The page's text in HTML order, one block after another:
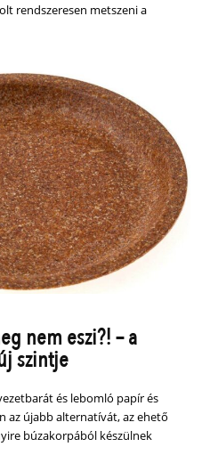
rendszeresen metszeni a
nem eszi?! – a
szintje
és lebomló papír és
az újabb alternatívát, az ehető
búzakorpából készülnek